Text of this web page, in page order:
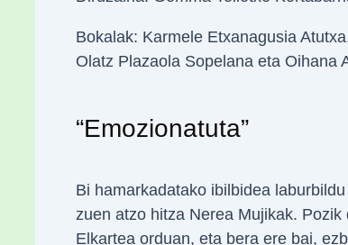
Bokalak: Karmele Etxanagusia
Olatz Plazaola Sopelana eta Oihana
“Emozionatuta”
Bi hamarkadatako ibilbidea
zuen atzo hitza Nerea Mujikak.
Elkartea orduan, eta bera ere bai,